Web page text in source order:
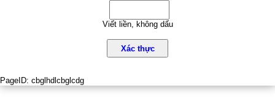
Viết liền, không dấu
Xác thực
PageID: cbglhdlcbglcdg